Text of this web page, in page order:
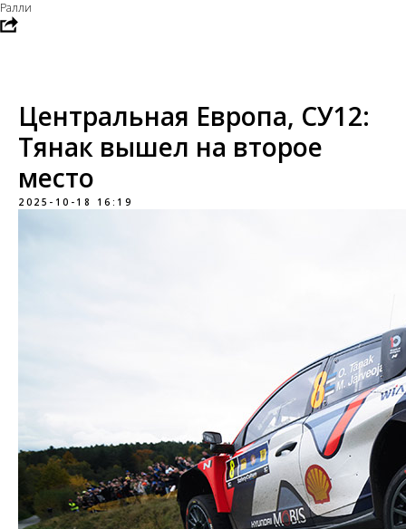
Ралли
Центральная Европа, СУ12:
Тянак вышел на второе
место
2025-10-18 16:19